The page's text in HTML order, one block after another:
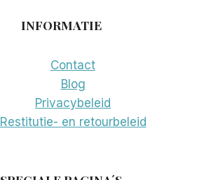
INFORMATIE
Contact
Blog
Privacybeleid
Restitutie- en retourbeleid